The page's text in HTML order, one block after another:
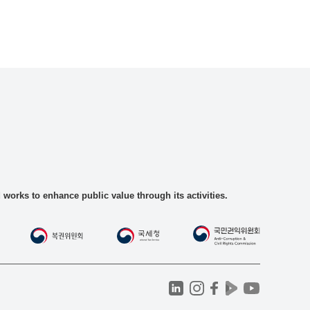
to enhance public value through its activities.